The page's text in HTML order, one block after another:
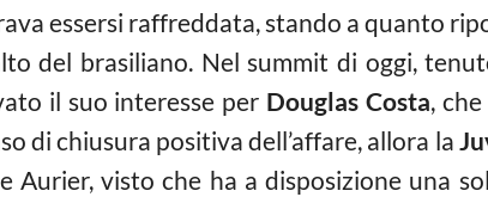
essersi raffreddata, stando a quanto
del brasiliano. Nel summit di oggi,
il suo interesse per Douglas Costa,
di chiusura positiva dell’affare, allora la
Aurier, visto che ha a disposizione una